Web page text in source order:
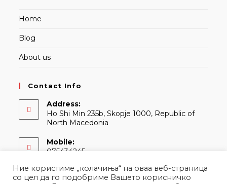
Home
Blog
About us
Contact Info
Address:
Ho Shi Min 235b, Skopje 1000, Republic of
North Macedonia
Mobile:
075434245
Email:
contact@martina.mkOpens
Ние користиме „колачиња“ на оваа веб-страница
со цел да го подобриме Вашето корисничко